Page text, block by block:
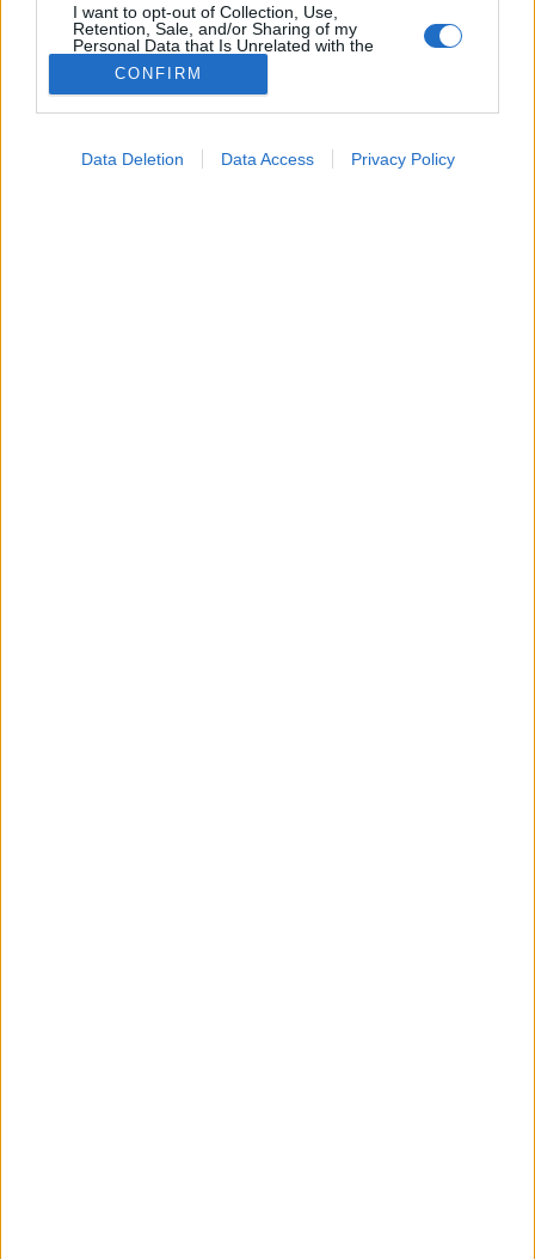
I want to opt-out of Collection, Use,
Retention, Sale, and/or Sharing of my
Personal Data that Is Unrelated with the
Purposes for which it was collected.
Opted Out
I want to allow Google to enable storage
CONFIRM
Data Deletion Data Access Privacy Policy